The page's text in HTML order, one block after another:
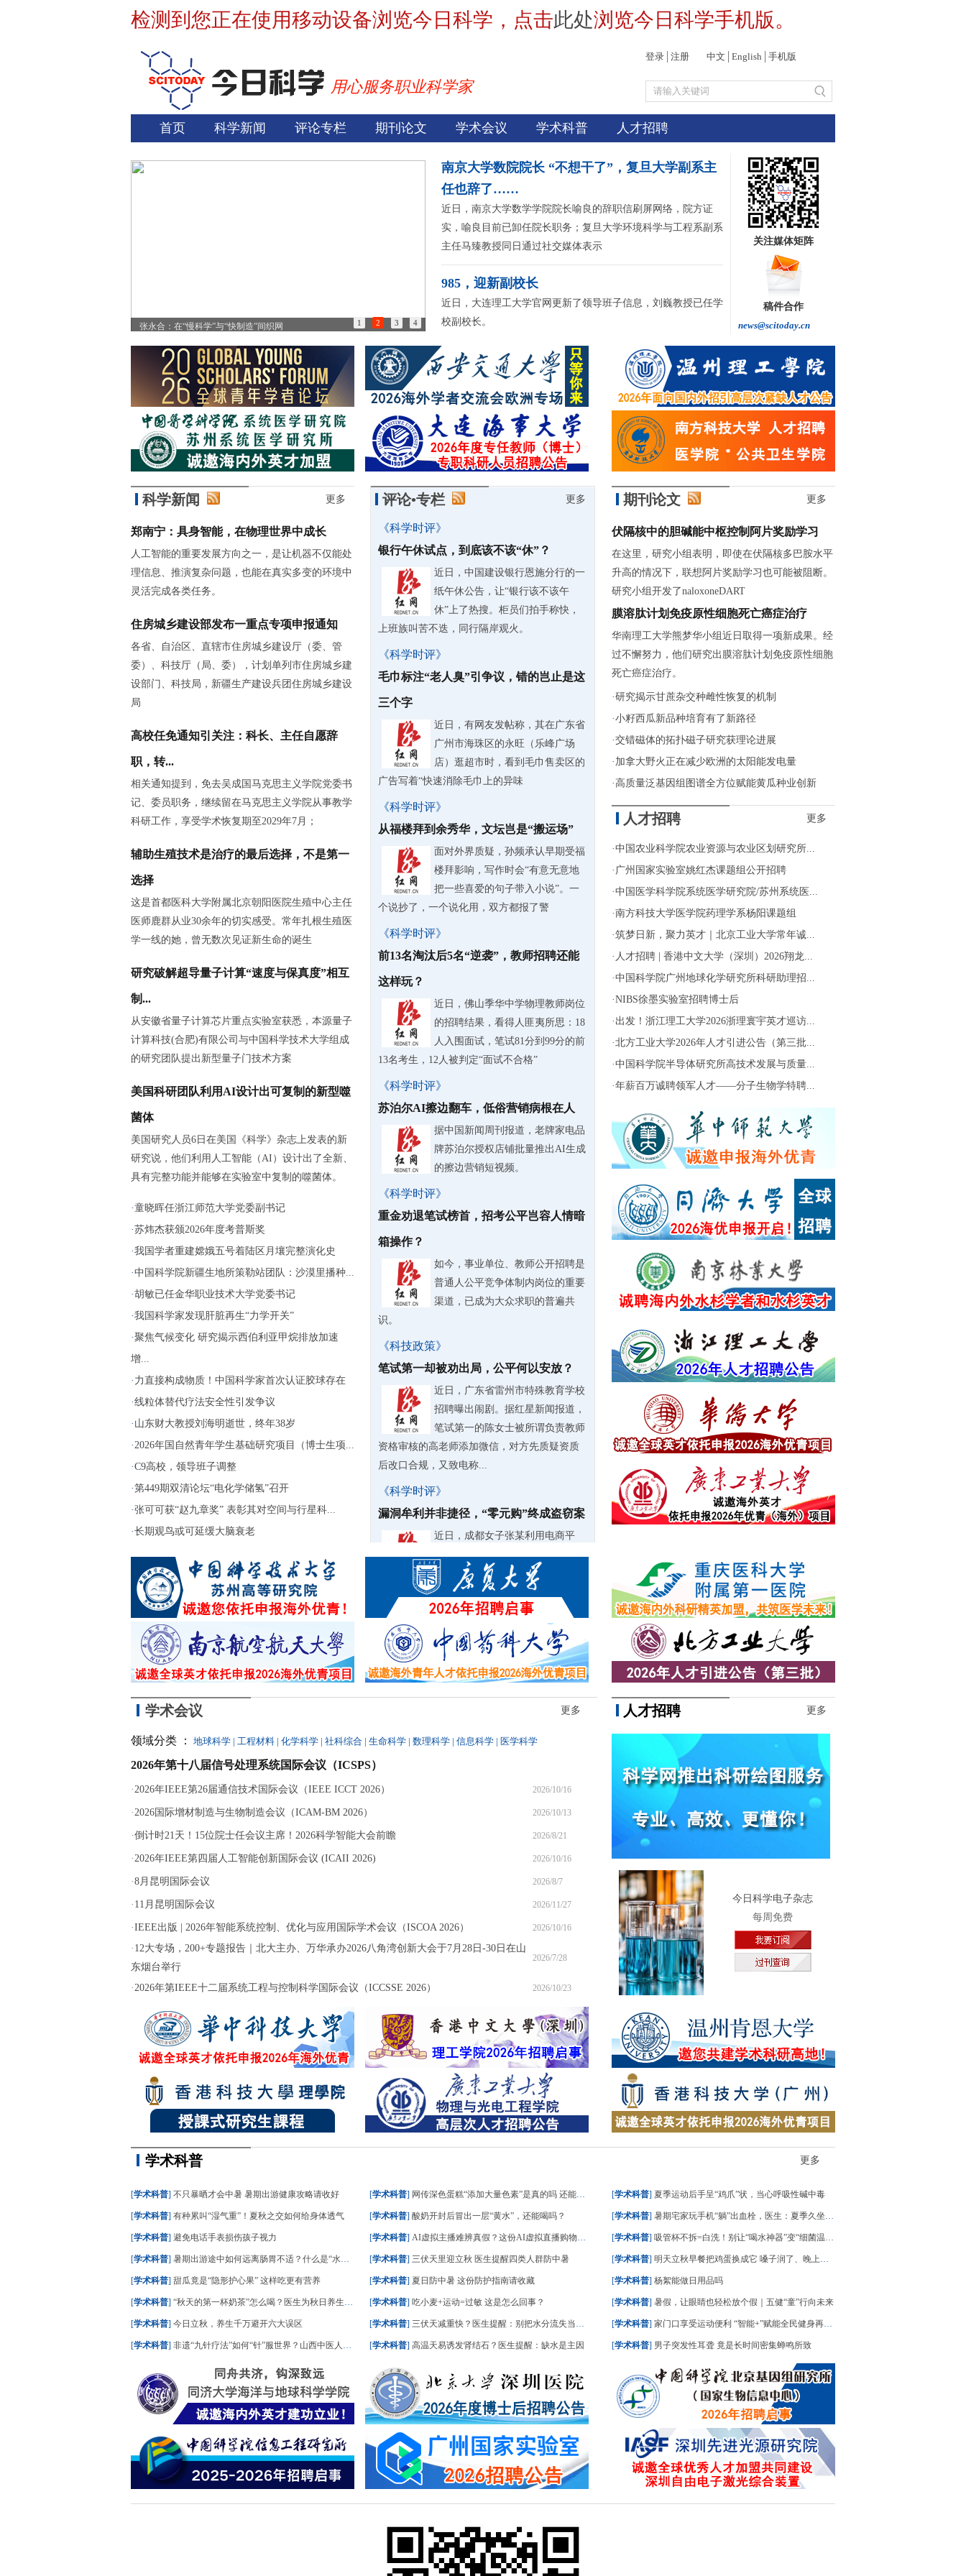
检测到您正在使用移动设备浏览今日科学，点击此处浏览今日科学手机版。
用心服务职业科学家
登录 注册 中文 English 手机版
首页 科学新闻 评论专栏 期刊论文 学术会议 学术科普 人才招聘
张永合：在“慢科学”与“快制造”间织网 85岁诺奖得主：做学问简直是世界上最有趣的事情 王继红: 做自主创新的“追光者”
1 2 3 4
南京大学数院院长 “不想干了”，复旦大学副系主
任也辞了……
近日，南京大学数学学院院长喻良的辞职信刷屏网络，院方证
实，喻良目前已卸任院长职务；复旦大学环境科学与工程系副系
主任马臻教授同日通过社交媒体表示
985，迎新副校长
近日，大连理工大学官网更新了领导班子信息，刘巍教授已任学
校副校长。
关注媒体矩阵
稿件合作
news@scitoday.cn
科学新闻 更多
郑南宁：具身智能，在物理世界中成长
人工智能的重要发展方向之一，是让机器不仅能处
理信息、推演复杂问题，也能在真实多变的环境中
灵活完成各类任务。
住房城乡建设部发布一重点专项申报通知
各省、自治区、直辖市住房城乡建设厅（委、管
委）、科技厅（局、委），计划单列市住房城乡建
设部门、科技局，新疆生产建设兵团住房城乡建设
局
高校任免通知引关注：科长、主任自愿辞
职，转...
相关通知提到，免去吴成国马克思主义学院党委书
记、委员职务，继续留在马克思主义学院从事教学
科研工作，享受学术恢复期至2029年7月；
辅助生殖技术是治疗的最后选择，不是第一
选择
这是首都医科大学附属北京朝阳医院生殖中心主任
医师鹿群从业30余年的切实感受。常年扎根生殖医
学一线的她，曾无数次见证新生命的诞生
研究破解超导量子计算“速度与保真度”相互
制...
从安徽省量子计算芯片重点实验室获悉，本源量子
计算科技(合肥)有限公司与中国科学技术大学组成
的研究团队提出新型量子门技术方案
美国科研团队利用AI设计出可复制的新型噬
菌体
美国研究人员6日在美国《科学》杂志上发表的新
研究说，他们利用人工智能（AI）设计出了全新、
具有完整功能并能够在实验室中复制的噬菌体。
·童晓晖任浙江师范大学党委副书记
·苏炜杰获颁2026年度考普斯奖
·我国学者重建嫦娥五号着陆区月壤完整演化史
·中国科学院新疆生地所策勒站团队：沙漠里播种...
·胡敏已任金华职业技术大学党委书记
·我国科学家发现肝脏再生“力学开关”
·聚焦气候变化 研究揭示西伯利亚甲烷排放加速
增...
· 力直接构成物质！中国科学家首次认证胶球存在
·线粒体替代疗法安全性引发争议
· 山东财大教授刘海明逝世，终年38岁
·2026年国自然青年学生基础研究项目（博士生项...
·C9高校，领导班子调整
·第449期双清论坛“电化学储氢”召开
·张可可获“赵九章奖” 表彰其对空间与行星科...
·长期观鸟或可延缓大脑衰老
评论•专栏 更多
《科学时评》
银行午休试点，到底该不该“休”？
近日，中国建设银行恩施分行的一
纸午休公告，让“银行该不该午
休”上了热搜。柜员们拍手称快，
上班族叫苦不迭，同行隔岸观火。
《科学时评》
毛巾标注“老人臭”引争议，错的岂止是这
三个字
近日，有网友发帖称，其在广东省
广州市海珠区的永旺（乐峰广场
店）逛超市时，看到毛巾售卖区的
广告写着“快速消除毛巾上的异味
《科学时评》
从福楼拜到余秀华，文坛岂是“搬运场”
面对外界质疑，孙频承认早期受福
楼拜影响，写作时会“有意无意地
把一些喜爱的句子带入小说”。一
个说抄了，一个说化用，双方都报了警
《科学时评》
前13名淘汰后5名“逆袭”，教师招聘还能
这样玩？
近日，佛山季华中学物理教师岗位
的招聘结果，看得人匪夷所思：18
人入围面试，笔试81分到99分的前
13名考生，12人被判定“面试不合格”
《科学时评》
苏泊尔AI擦边翻车，低俗营销病根在人
据中国新闻周刊报道，老牌家电品
牌苏泊尔授权店铺批量推出AI生成
的擦边营销短视频。
《科学时评》
重金劝退笔试榜首，招考公平岂容人情暗
箱操作？
如今，事业单位、教师公开招聘是
普通人公平竞争体制内岗位的重要
渠道，已成为大众求职的普遍共
识。
《科技政策》
笔试第一却被劝出局，公平何以安放？
近日，广东省雷州市特殊教育学校
招聘曝出闹剧。据红星新闻报道，
笔试第一的陈女士被所谓负责教师
资格审核的高老师添加微信，对方先质疑资质
后改口合规，又致电称...
《科学时评》
漏洞牟利并非捷径，“零元购”终成盗窃案
近日，成都女子张某利用电商平
台“以旧换新”活动漏洞，不花一分
钱“零元购”三千余台家电，不仅自
用还大肆转卖牟利，甚至拉拢亲友、前同事共
同参与，最终因涉嫌...
期刊论文 更多
伏隔核中的胆碱能中枢控制阿片奖励学习
在这里，研究小组表明，即使在伏隔核多巴胺水平
升高的情况下，联想阿片奖励学习也可能被阻断。
研究小组开发了naloxoneDART
膜溶肽计划免疫原性细胞死亡癌症治疗
华南理工大学熊梦华小组近日取得一项新成果。经
过不懈努力，他们研究出膜溶肽计划免疫原性细胞
死亡癌症治疗。
·研究揭示甘蔗杂交种雌性恢复的机制
·小籽西瓜新品种培育有了新路径
·交错磁体的拓扑磁子研究获理论进展
· 加拿大野火正在减少欧洲的太阳能发电量
· 高质量泛基因组图谱全方位赋能黄瓜种业创新
人才招聘 更多
·中国农业科学院农业资源与农业区划研究所...
· 广州国家实验室姚红杰课题组公开招聘
·中国医学科学院系统医学研究院/苏州系统医...
·南方科技大学医学院药理学系杨阳课题组
·筑梦日新，聚力英才｜北京工业大学常年诚...
· 人才招聘 | 香港中文大学（深圳）2026翔龙...
·中国科学院广州地球化学研究所科研助理招...
·NIBS徐墨实验室招聘博士后
· 出发！浙江理工大学2026浙理寰宇英才巡访...
·北方工业大学2026年人才引进公告（第三批...
·中国科学院半导体研究所高技术发展与质量...
·年薪百万诚聘领军人才——分子生物学特聘...
学术会议 更多
领域分类 ： 地球科学 | 工程材料 | 化学科学 | 社科综合 | 生命科学 | 数理科学 | 信息科学 | 医学科学
2026年第十八届信号处理系统国际会议（ICSPS）
·2026年IEEE第26届通信技术国际会议（IEEE ICCT 2026） 2026/10/16
·2026国际增材制造与生物制造会议（ICAM-BM 2026） 2026/10/13
·倒计时21天！15位院士任会议主席！2026科学智能大会前瞻 2026/8/21
·2026年IEEE第四届人工智能创新国际会议 (ICAII 2026) 2026/10/16
·8月昆明国际会议 2026/8/7
· 11月昆明国际会议 2026/11/27
·IEEE出版 | 2026年智能系统控制、优化与应用国际学术会议（ISCOA 2026） 2026/10/16
· 12大专场，200+专题报告｜北大主办、万华承办2026八角湾创新大会于7月28日-30日在山
东烟台举行
2026/7/28
·2026年第IEEE十二届系统工程与控制科学国际会议（ICCSSE 2026） 2026/10/23
人才招聘 更多
今日科学电子杂志
每周免费
学术科普 更多
[学术科普] 不只暴晒才会中暑 暑期出游健康攻略请收好
[学术科普] 有种累叫“湿气重”！夏秋之交如何给身体透气
[学术科普] 避免电话手表损伤孩子视力
[学术科普] 暑期出游途中如何远离肠胃不适？什么是“水土不服”？一文了解
[学术科普] 甜瓜竟是“隐形护心果” 这样吃更有营养
[学术科普] “秋天的第一杯奶茶”怎么喝？医生为秋日养生饮食划重点
[学术科普] 今日立秋，养生千万避开六大误区
[学术科普] 非遗“九针疗法”如何“针”服世界？山西中医人这样答
[学术科普] 网传深色蛋糕“添加大量色素”是真的吗 还能不能吃？
[学术科普] 酸奶开封后冒出一层“黄水”，还能喝吗？
[学术科普] AI虚拟主播难辨真假？这份AI虚拟直播购物指南请收好
[学术科普] 三伏天里迎立秋 医生提醒四类人群防中暑
[学术科普] 夏日防中暑 这份防护指南请收藏
[学术科普] 吃小麦+运动=过敏 这是怎么回事？
[学术科普] 三伏天减重快？医生提醒：别把水分流失当成减脂
[学术科普] 高温天易诱发肾结石？医生提醒：缺水是主因
[学术科普] 夏季运动后手呈“鸡爪”状，当心呼吸性碱中毒
[学术科普] 暑期宅家玩手机“躺”出血栓，医生：夏季久坐风险高
[学术科普] 吸管杯不拆=白洗！别让“喝水神器”变“细菌温床”
[学术科普] 明天立秋早餐把鸡蛋换成它 嗓子润了、晚上睡踏实了
[学术科普] 杨絮能做日用品吗
[学术科普] 暑假，让眼睛也轻松放个假｜五健“童”行向未来
[学术科普] 家门口享受运动便利 “智能+”赋能全民健身再升级
[学术科普] 男子突发性耳聋 竟是长时间密集蝉鸣所致